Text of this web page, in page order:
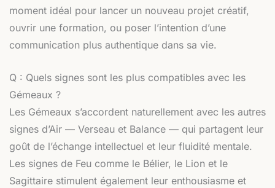
moment idéal pour lancer un nouveau projet créatif,
ouvrir une formation, ou poser l’intention d’une
communication plus authentique dans sa vie.
Q : Quels signes sont les plus compatibles avec les
Gémeaux ?
Les Gémeaux s’accordent naturellement avec les autres
signes d’Air — Verseau et Balance — qui partagent leur
goût de l’échange intellectuel et leur fluidité mentale.
Les signes de Feu comme le Bélier, le Lion et le
Sagittaire stimulent également leur enthousiasme et